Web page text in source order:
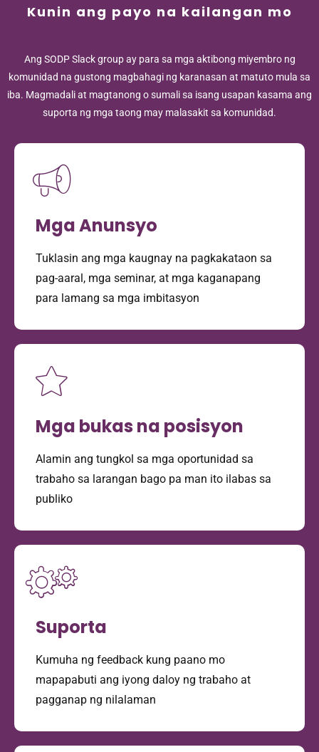
Kunin ang payo na kailangan mo
Ang SODP Slack group ay para sa mga aktibong miyembro ng
komunidad na gustong magbahagi ng karanasan at matuto mula sa
iba. Magmadali at magtanong o sumali sa isang usapan kasama ang
suporta ng mga taong may malasakit sa komunidad.
Mga Anunsyo
Tuklasin ang mga kaugnay na pagkakataon sa
pag-aaral, mga seminar, at mga kaganapang
para lamang sa mga imbitasyon
Mga bukas na posisyon
Alamin ang tungkol sa mga oportunidad sa
trabaho sa larangan bago pa man ito ilabas sa
publiko
Suporta
Kumuha ng feedback kung paano mo
mapapabuti ang iyong daloy ng trabaho at
pagganap ng nilalaman